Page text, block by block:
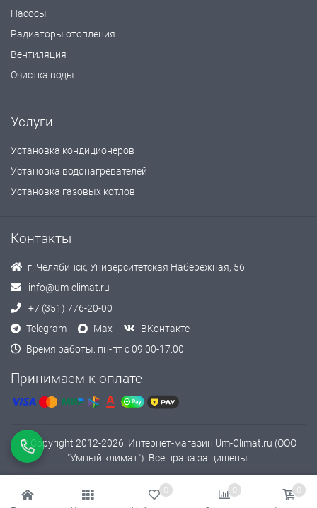
0
0
0
Насосы
Радиаторы отопления
Вентиляция
Очистка воды
Услуги
Установка кондиционеров
Установка водонагревателей
Установка газовых котлов
Контакты
г. Челябинск, Университетская Набережная, 56
info@um-climat.ru
+7 (351) 776-20-00
Telegram
Max
ВКонтакте
Время работы: пн-пт с 09:00-17:00
Принимаем к оплате
© Copyright 2012-2026. Интернет-магазин Um-Climat.ru (ООО
"Умный климат"). Все права защищены.